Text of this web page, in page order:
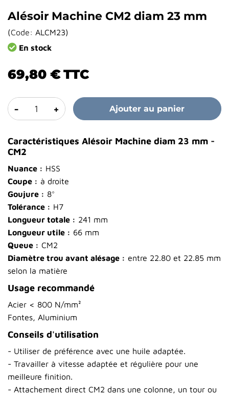
Alésoir Machine CM2 diam 23 mm
(Code: ALCM23)
En stock
69,80 €TTC
- + Ajouter au panier
Caractéristiques Alésoir Machine diam 23 mm -
CM2
Nuance : HSS
Coupe : à droite
Goujure : 8°
Tolérance : H7
Longueur totale : 241 mm
Longueur utile : 66 mm
Queue : CM2
Diamètre trou avant alésage : entre 22.80 et 22.85 mm
selon la matière
Usage recommandé
Acier < 800 N/mm²
Fontes, Aluminium
Conseils d'utilisation
- Utiliser de préférence avec une huile adaptée.
- Travailler à vitesse adaptée et régulière pour une
meilleure finition.
- Attachement direct CM2 dans une colonne, un tour ou